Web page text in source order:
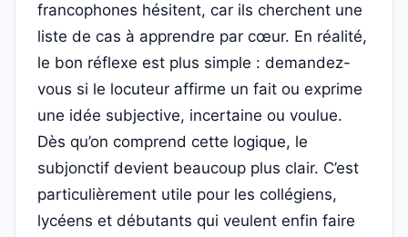
francophones hésitent, car ils cherchent une
liste de cas à apprendre par cœur. En réalité,
le bon réflexe est plus simple : demandez-
vous si le locuteur affirme un fait ou exprime
une idée subjective, incertaine ou voulue.
Dès qu’on comprend cette logique, le
subjonctif devient beaucoup plus clair. C’est
particulièrement utile pour les collégiens,
lycéens et débutants qui veulent enfin faire